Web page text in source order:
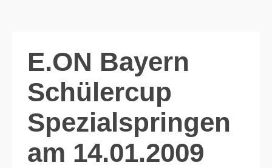
E.ON Bayern
Schülercup
Spezialspringen
am 14.01.2009